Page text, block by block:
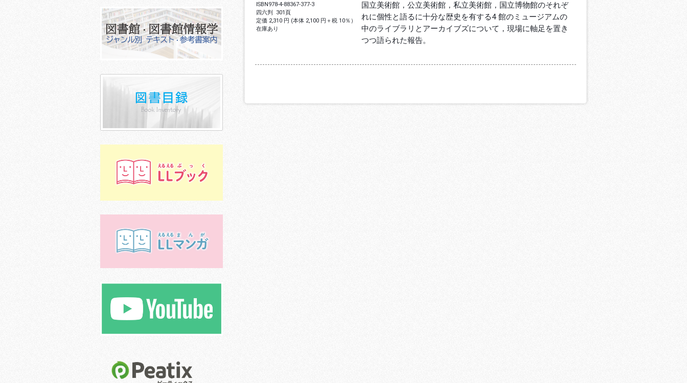
ISBN978-4-88367-377-3
四六判 301頁
定価 2,310 円 (本体 2,100 円＋税 10％）
在庫あり
国立美術館，公立美術館，私立美術館，国立博物館のそれぞ
れに個性と語るに十分な歴史を有する4 館のミュージアムの
中のライブラリとアーカイブズについて，現場に軸足を置き
つつ語られた報告。